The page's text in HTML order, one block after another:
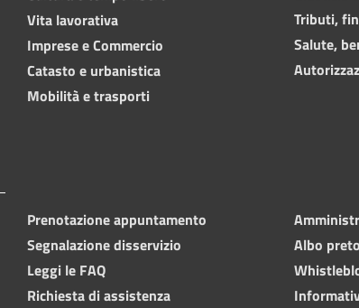
Vita lavorativa
Imprese e Commercio
Catasto e urbanistica
Mobilità e trasporti
Tributi,
Salute,
Prenotazione appuntamento
Segnalazione disservizio
Leggi le FAQ
Richiesta di assistenza
Albo